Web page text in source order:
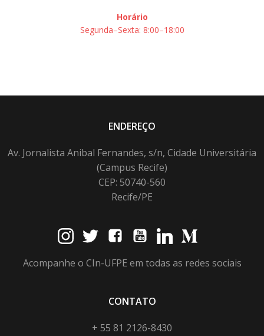
Horário
Segunda–Sexta: 8:00–18:00
ENDEREÇO
Av. Jornalista Anibal Fernandes, s/n, Cidade Universitária
(Campus Recife)
CEP: 50740-560
Recife/PE
Acompanhe o CIn-UFPE em todas as redes sociais
CONTATO
+ 55 81 2126-8430